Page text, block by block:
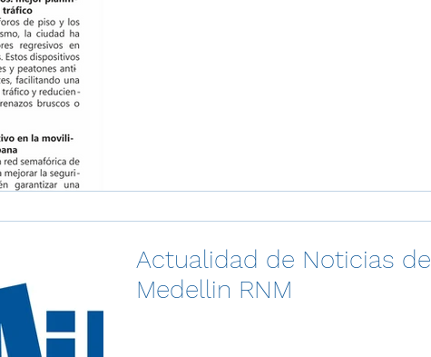
Actualidad de Noticias de
Medellin RNM